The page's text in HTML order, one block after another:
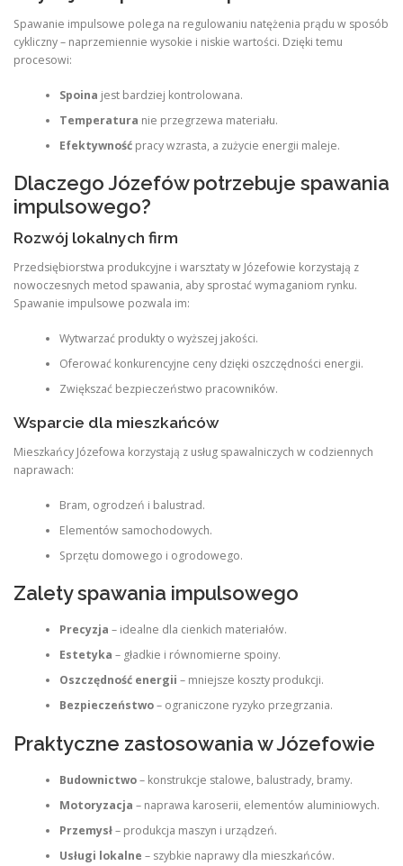
Spawanie impulsowe polega na regulowaniu natężenia prądu w sposób
cykliczny – naprzemiennie wysokie i niskie wartości. Dzięki temu
procesowi:
Spoina jest bardziej kontrolowana.
Temperatura nie przegrzewa materiału.
Efektywnośćpracy wzrasta, a zużycie energii maleje.
Dlaczego Józefów potrzebuje spawania
impulsowego?
Rozwój lokalnych firm
Przedsiębiorstwa produkcyjne i warsztaty w Józefowie korzystają z
nowoczesnych metod spawania, aby sprostać wymaganiom rynku.
Spawanie impulsowe pozwala im:
Wytwarzać produkty o wyższej jakości.
Oferować konkurencyjne ceny dzięki oszczędności energii.
Zwiększać bezpieczeństwo pracowników.
Wsparcie dla mieszkańców
Mieszkańcy Józefowa korzystają z usług spawalniczych w codziennych
naprawach:
Bram, ogrodzeń i balustrad.
Elementów samochodowych.
Sprzętu domowego i ogrodowego.
Zalety spawania impulsowego
Precyzja – idealne dla cienkich materiałów.
Estetyka – gładkie i równomierne spoiny.
Oszczędność energii – mniejsze koszty produkcji.
Bezpieczeństwo– ograniczone ryzyko przegrzania.
Praktyczne zastosowania w Józefowie
Budownictwo– konstrukcje stalowe, balustrady, bramy.
Motoryzacja – naprawa karoserii, elementów aluminiowych.
Przemysł– produkcja maszyn i urządzeń.
Usługi lokalne – szybkie naprawy dla mieszkańców.